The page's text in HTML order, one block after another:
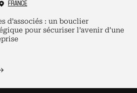
FRANCE
d’associés : un bouclier
pour sécuriser l’avenir d’une